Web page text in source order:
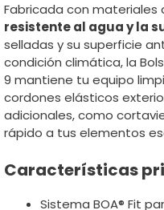
Fabricada con
resistente al agua y la
selladas y su superficie
condición climática, la
9 mantiene tu equipo
cordones elásticos
adicionales, como
rápido a tus elementos
Características
Sistema BOA® Fit